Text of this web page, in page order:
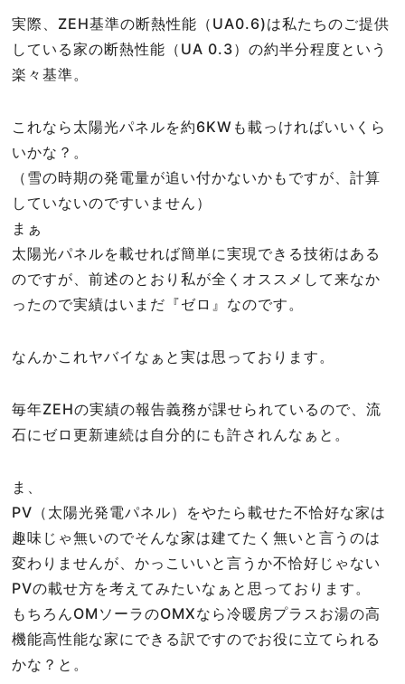
実際、ZEH基準の断熱性能（UA0.6)は私たちのご提供
している家の断熱性能（UA 0.3）の約半分程度という
楽々基準。
これなら太陽光パネルを約6KWも載っければいいくら
いかな？。
（雪の時期の発電量が追い付かないかもですが、計算
していないのですいません）
まぁ
太陽光パネルを載せれば簡単に実現できる技術はある
のですが、前述のとおり私が全くオススメして来なか
ったので実績はいまだ『ゼロ』なのです。
なんかこれヤバイなぁと実は思っております。
毎年ZEHの実績の報告義務が課せられているので、流
石にゼロ更新連続は自分的にも許されんなぁと。
ま、
PV（太陽光発電パネル）をやたら載せた不恰好な家は
趣味じゃ無いのでそんな家は建てたく無いと言うのは
変わりませんが、かっこいいと言うか不恰好じゃない
PVの載せ方を考えてみたいなぁと思っております。
もちろんOMソーラのOMXなら冷暖房プラスお湯の高
機能高性能な家にできる訳ですのでお役に立てられる
かな？と。